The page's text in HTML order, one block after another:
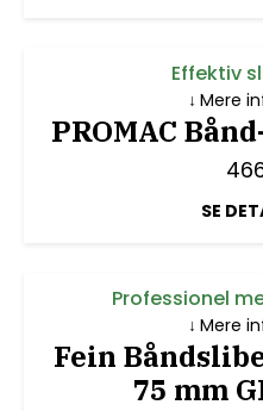
Effektiv
PROMAC
SE
Mere
Professionel
Fein
75 mm
Mere